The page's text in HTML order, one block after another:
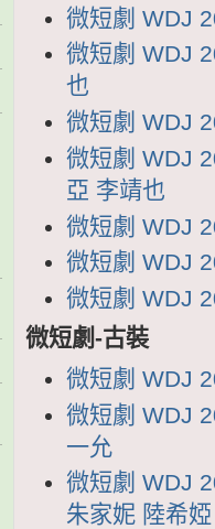
微短劇 WDJ
微短劇 WDJ
也
微短劇 WDJ
微短劇 WDJ
亞 李靖也
微短劇 WDJ
微短劇 WDJ
微短劇 WDJ
微短劇-古裝
微短劇 WDJ
微短劇 WDJ
一允
微短劇 WDJ
朱家妮 陸希